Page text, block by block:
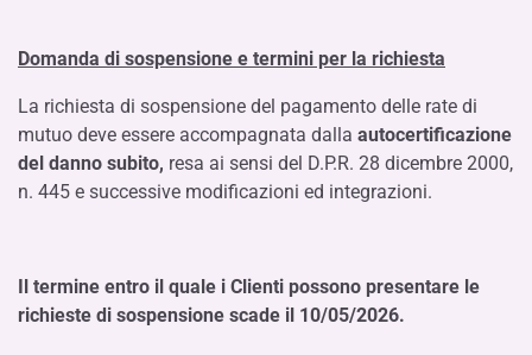
Domanda di sospensione e termini per la richiesta
La richiesta di sospensione del pagamento delle rate di
mutuo deve essere accompagnata dalla autocertificazione
del danno subito, resa ai sensi del D.P.R. 28 dicembre 2000,
n. 445 e successive modificazioni ed integrazioni.
Il termine entro il quale i Clienti possono presentare le
richieste di sospensione scade il 10/05/2026.